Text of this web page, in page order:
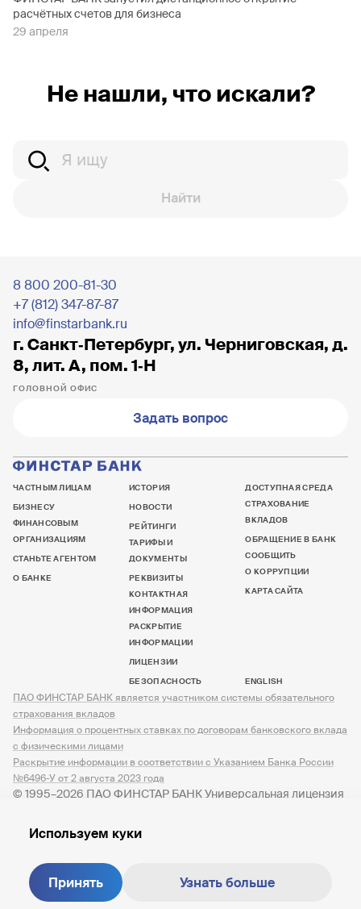
расчётных счетов для бизнеса
29 апреля
Не нашли, что искали?
Найти
8 800 200-81-30
+7 (812) 347-87-87
info@finstarbank.ru
г. Санкт‐Петербург, ул. Черниговская, д.
8, лит. А, пом. 1‐Н
ГОЛОВНОЙ ОФИС
Задать вопрос
ЧАСТНЫМ ЛИЦАМ
БИЗНЕСУ
ФИНАНСОВЫМ
ОРГАНИЗАЦИЯМ
СТАНЬТЕ АГЕНТОМ
О БАНКЕ
ИСТОРИЯ
НОВОСТИ
РЕЙТИНГИ
ТАРИФЫ И
ДОКУМЕНТЫ
РЕКВИЗИТЫ
КОНТАКТНАЯ
ИНФОРМАЦИЯ
РАСКРЫТИЕ
ИНФОРМАЦИИ
ЛИЦЕНЗИИ
БЕЗОПАСНОСТЬ
ДОСТУПНАЯ СРЕДА
СТРАХОВАНИЕ
ВКЛАДОВ
ОБРАЩЕНИЕ В БАНК
СООБЩИТЬ
О КОРРУПЦИИ
КАРТА САЙТА
ENGLISH
© 1995–2026 ПАО ФИНСТАР БАНК Универсальная лицензия
ПАО ФИНСТАР БАНК является участником системы обязательного
страхования вкладов
Информация о процентных ставках по договорам банковского вклада
с физическими лицами
Раскрытие информации в соответствии с Указанием Банка России
№6496-У от 2 августа 2023 года
Создание сайта — M18
Используем куки
Принять Узнать больше